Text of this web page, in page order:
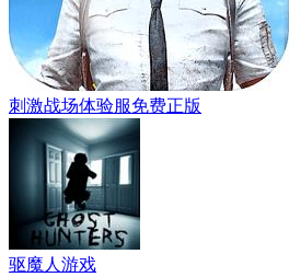
刺激战场体验服免费正版
驱魔人游戏